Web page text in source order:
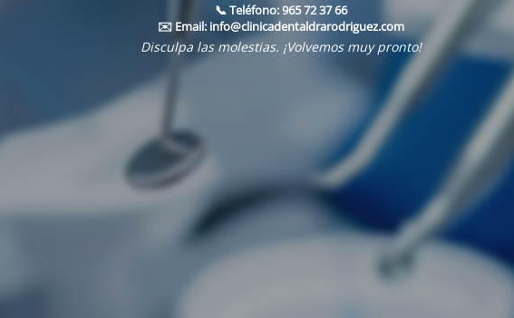
📞 Teléfono:965 72 37 66
✉️ Email: info@clinicadentaldrarodriguez.com
Disculpa las molestias. ¡Volvemos muy pronto!